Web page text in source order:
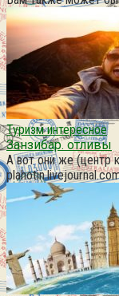
Туризм интересное
Занзибар. отливы
А вот они же (центр